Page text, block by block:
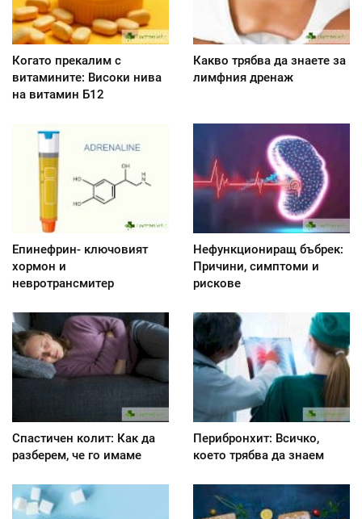
Когато прекалим с
витамините: Високи нива
на витамин Б12
Какво трябва да знаете за
лимфния дренаж
Епинефрин- ключовият
хормон и
невротрансмитер
Нефункциониращ бъбрек:
Причини, симптоми и
рискове
Спастичен колит: Как да
разберем, че го имаме
Перибронхит: Всичко,
което трябва да знаем